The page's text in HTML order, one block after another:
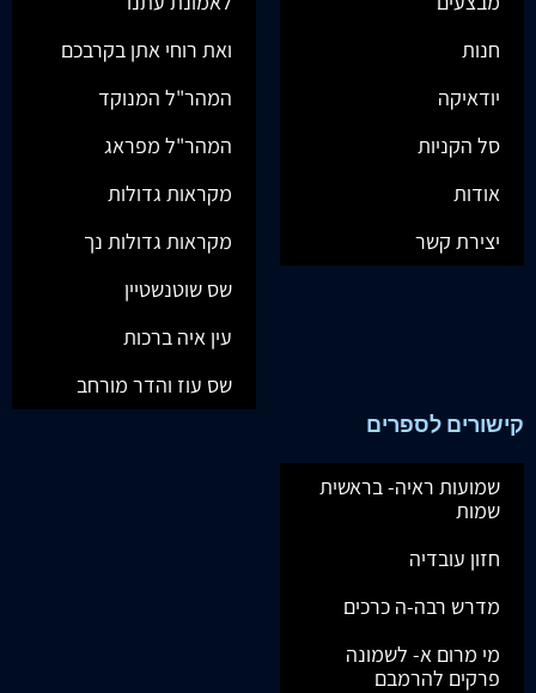
חנות
יודאיקה
סל הקניות
אודות
יצירת קשר
ואת רוחי אתן בקרבכם
המהר"ל המנוקד
המהר"ל מפראג
מקראות גדולות
מקראות גדולות נך
שס שוטנשטיין
עין איה ברכות
שס עוז והדר מורחב
קישורים לספרים
שמועות ראיה- בראשית
שמות
חזון עובדיה
מדרש רבה-ה כרכים
מי מרום א- לשמונה
פרקים להרמבם